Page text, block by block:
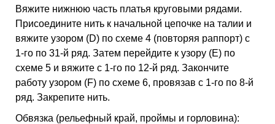
Вяжите нижнюю часть платья круговыми рядами.
Присоедините нить к начальной цепочке на талии и
вяжите узором (D) по схеме 4 (повторяя раппорт) с
1-го по 31-й ряд. Затем перейдите к узору (E) по
схеме 5 и вяжите с 1-го по 12-й ряд. Закончите
работу узором (F) по схеме 6, провязав с 1-го по 8-й
ряд. Закрепите нить.
Обвязка (рельефный край, проймы и горловина):